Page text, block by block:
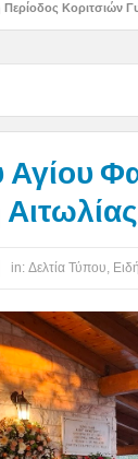
Γυμνασίου
in: Δελτία Τύπου,